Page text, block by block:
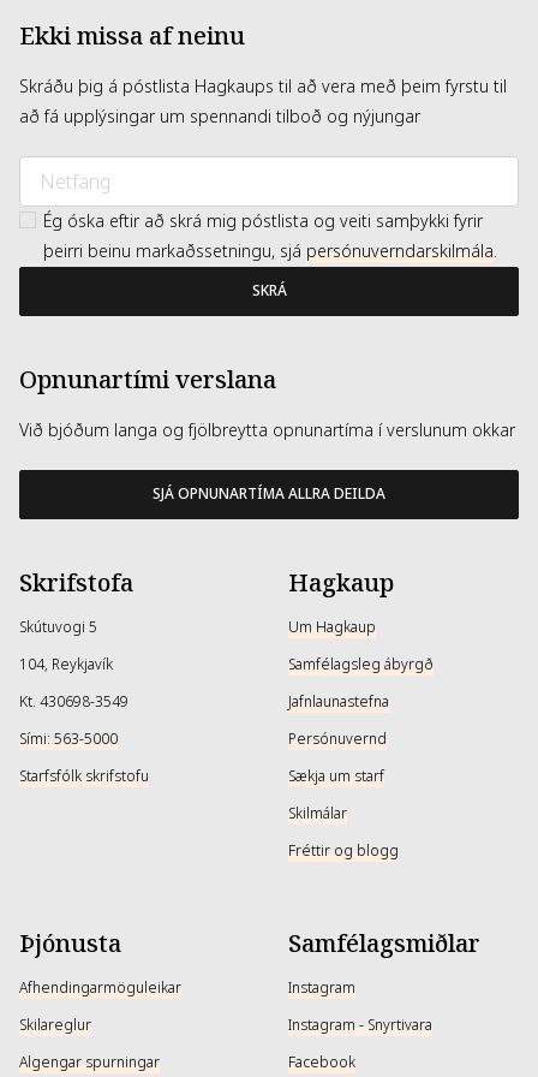
Ekki missa af neinu
Skráðu þig á póstlista Hagkaups til að vera með þeim fyrstu til
að fá upplýsingar um spennandi tilboð og nýjungar
Ég óska eftir að skrá mig póstlista og veiti samþykki fyrir
þeirri beinu markaðssetningu, sjá persónuverndarskilmála.
SKRÁ
Opnunartími verslana
Við bjóðum langa og fjölbreytta opnunartíma í verslunum okkar
SJÁ OPNUNARTÍMA ALLRA DEILDA
Skrifstofa
Skútuvogi 5
104, Reykjavík
Kt. 430698-3549
Sími: 563-5000
Starfsfólk skrifstofu
Hagkaup
Um Hagkaup
Samfélagsleg ábyrgð
Jafnlaunastefna
Persónuvernd
Sækja um starf
Skilmálar
Fréttir og blogg
Þjónusta
Afhendingarmöguleikar
Skilareglur
Algengar spurningar
Samfélagsmiðlar
Instagram
Instagram - Snyrtivara
Facebook